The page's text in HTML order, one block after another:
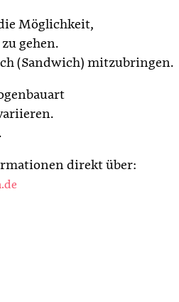
Möglichkeit,
gehen.
(Sandwich) mitzubringen.
direkt über: